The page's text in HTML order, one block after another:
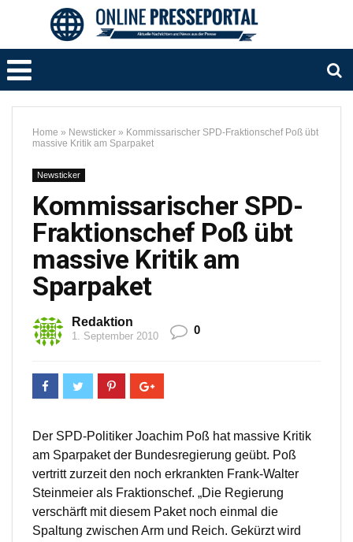
Home » Newsticker » Kommissarischer SPD-Fraktionschef Poß übt
massive Kritik am Sparpaket
Newsticker
Kommissarischer SPD-
Fraktionschef Poß übt
massive Kritik am
Sparpaket
Redaktion
1. September 2010 0
Der SPD-Politiker Joachim Poß hat massive Kritik
am Sparpaket der Bundesregierung geübt. Poß
vertritt zurzeit den noch erkrankten Frank-Walter
Steinmeier als Fraktionschef. „Die Regierung
verschärft mit diesem Paket noch einmal die
Spaltung zwischen Arm und Reich. Gekürzt wird